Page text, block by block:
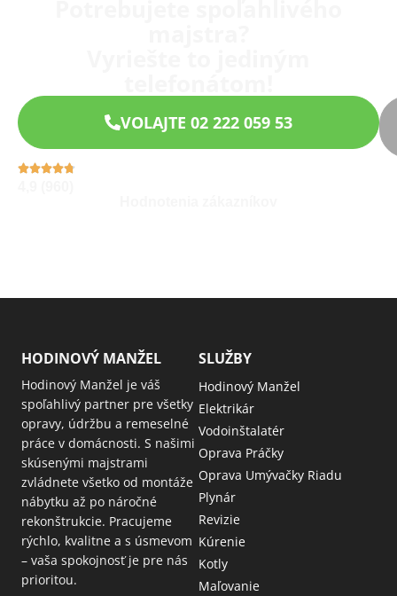
VOLAJTE 02 222 059 53
HODINOVÝ MANŽEL
Hodinový Manžel je váš
spoľahlivý partner pre všetky
opravy, údržbu a remeselné
práce v domácnosti. S našimi
skúsenými majstrami
zvládnete všetko od montáže
nábytku až po náročné
rekonštrukcie. Pracujeme
rýchlo, kvalitne a s úsmevom
– vaša spokojnosť je pre nás
prioritou.
SLUŽBY
Hodinový Manžel
Elektrikár
Vodoinštalatér
Oprava Práčky
Oprava Umývačky Riadu
Plynár
Revizie
Kúrenie
Kotly
Maľovanie